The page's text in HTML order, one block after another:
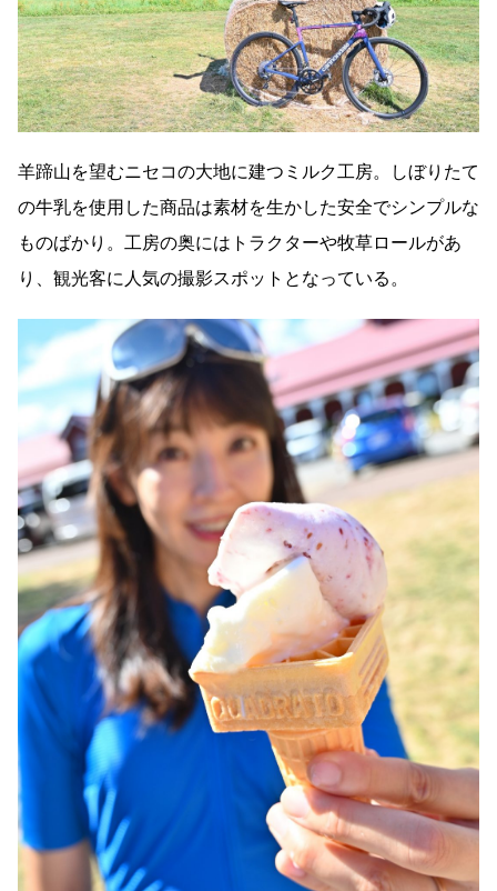
羊蹄山を望むニセコの大地に建つミルク工房。しぼりたて
の牛乳を使用した商品は素材を生かした安全でシンプルな
ものばかり。工房の奥にはトラクターや牧草ロールがあ
り、観光客に人気の撮影スポットとなっている。